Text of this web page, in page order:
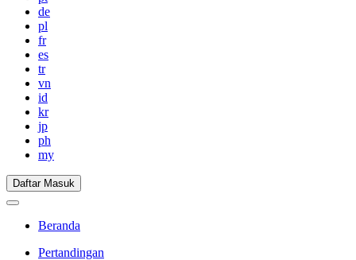
de
pl
fr
es
tr
vn
id
kr
jp
ph
my
Daftar Masuk
Beranda
Pertandingan